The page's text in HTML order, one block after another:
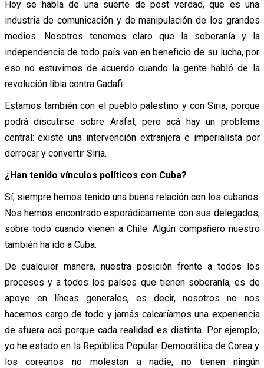
Hoy se habla de una suerte de post verdad, que es una
industria de comunicación y de manipulación de los grandes
medios. Nosotros tenemos claro que la soberanía y la
independencia de todo país van en beneficio de su lucha, por
eso no estuvimos de acuerdo cuando la gente habló de la
revolución libia contra Gadafi.
Estamos también con el pueblo palestino y con Siria, porque
podrá discutirse sobre Arafat, pero acá hay un problema
central: existe una intervención extranjera e imperialista por
derrocar y convertir Siria.
¿Han tenido vínculos políticos con Cuba?
Sí, siempre hemos tenido una buena relación con los cubanos.
Nos hemos encontrado esporádicamente con sus delegados,
sobre todo cuando vienen a Chile. Algún compañero nuestro
también ha ido a Cuba.
De cualquier manera, nuestra posición frente a todos los
procesos y a todos los países que tienen soberanía, es de
apoyo en líneas generales, es decir, nosotros no nos
hacemos cargo de todo y jamás calcaríamos una experiencia
de afuera acá porque cada realidad es distinta. Por ejemplo,
yo he estado en la República Popular Democrática de Corea y
los coreanos no molestan a nadie, no tienen ningún